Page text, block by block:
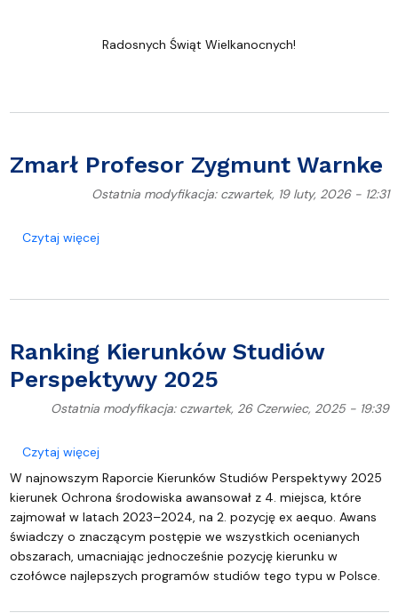
Radosnych Świąt Wielkanocnych!
Zmarł Profesor Zygmunt Warnke
Ostatnia modyfikacja: czwartek, 19 luty, 2026 - 12:31
Czytaj więcejo Zmarł Profesor Zygmunt Warnke
Ranking Kierunków Studiów
Perspektywy 2025
Ostatnia modyfikacja: czwartek, 26 Czerwiec, 2025 - 19:39
Czytaj więcejo Ranking Kierunków Studiów Perspektywy 2025
W najnowszym Raporcie Kierunków Studiów Perspektywy 2025
kierunek Ochrona środowiska awansował z 4. miejsca, które
zajmował w latach 2023–2024, na 2. pozycję ex aequo. Awans
świadczy o znaczącym postępie we wszystkich ocenianych
obszarach, umacniając jednocześnie pozycję kierunku w
czołówce najlepszych programów studiów tego typu w Polsce.